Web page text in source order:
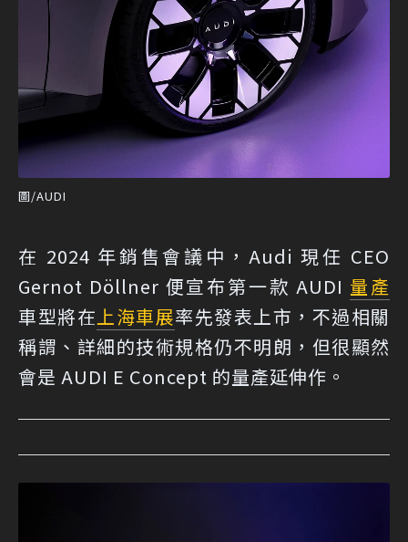
圖/AUDI
在 2024 年銷售會議中，Audi 現任 CEO
Gernot Döllner 便宣布第一款 AUDI 量產
車型將在上海車展率先發表上市，不過相關
稱謂、詳細的技術規格仍不明朗，但很顯然
會是 AUDI E Concept 的量產延伸作。